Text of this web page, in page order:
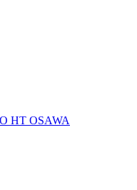
HT OSAWA